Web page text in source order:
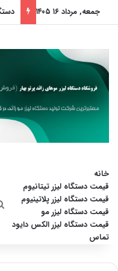
جمعه, مرداد ۱۶ ۱۴۰۵
خانه
قیمت دستگاه لیزر تیتانیوم
قیمت دستگاه لیزر پلاتینیوم
قیمت دستگاه لیزر مو
قیمت دستگاه لیزر الکس دایود
تماس